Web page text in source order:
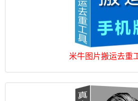
米牛图片搬运去重